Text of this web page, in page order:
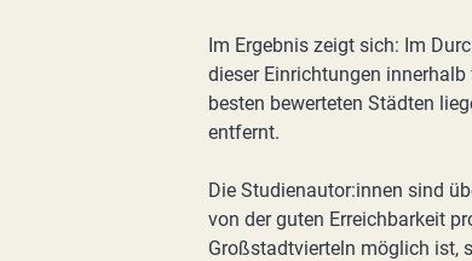
Im Ergebnis zeigt sich: Im
dieser Einrichtungen
besten bewerteten Städten
entfernt.
Die Studienautor:innen sind
von der guten Erreichbarkeit
Großstadtvierteln möglich ist,